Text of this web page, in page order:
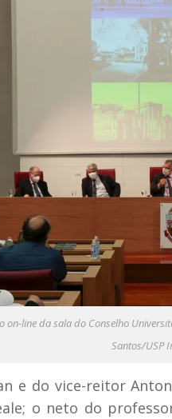
on-line da sala do Conselho
Santos/USP
e do vice-reitor
o neto do